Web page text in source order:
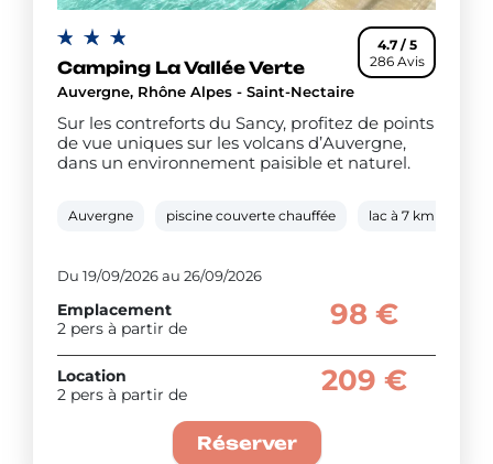
4.7 / 5
286 Avis
Camping La Vallée Verte
Auvergne, Rhône Alpes - Saint-Nectaire
Sur les contreforts du Sancy, profitez de points
de vue uniques sur les volcans d’Auvergne,
dans un environnement paisible et naturel.
Auvergne piscine couverte chauffée lac à 7 km
Du 19/09/2026 au 26/09/2026
Emplacement
2 pers à partir de
98 €
Location
2 pers à partir de
209 €
Réserver